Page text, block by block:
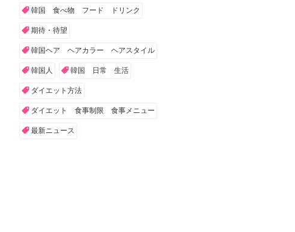
韓国 食べ物 フード ドリンク
期待・待望
韓国ヘア ヘアカラー ヘアスタイル
韓国人 韓国 日常 生活
ダイエット方法
ダイエット 食事制限 食事メニュー
最新ニュース